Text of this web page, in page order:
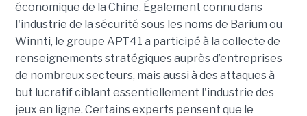
économique de la Chine. Également connu dans
l'industrie de la sécurité sous les noms de Barium ou
Winnti, le groupe APT41 a participé à la collecte de
renseignements stratégiques auprès d’entreprises
de nombreux secteurs, mais aussi à des attaques à
but lucratif ciblant essentiellement l'industrie des
jeux en ligne. Certains experts pensent que le